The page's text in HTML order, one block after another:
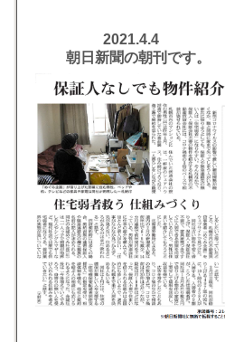
2021.4.4
朝日新聞の朝刊です。